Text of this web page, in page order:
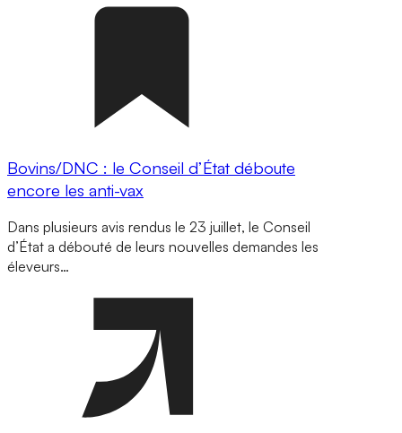
Bovins/DNC : le Conseil d’État déboute
encore les anti-vax
Dans plusieurs avis rendus le 23 juillet, le Conseil
d’État a débouté de leurs nouvelles demandes les
éleveurs…